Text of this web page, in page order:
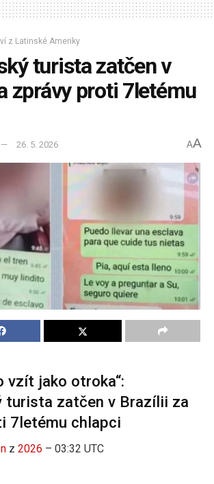
z Latinské Ameriky
turista zatčen v
zprávy proti 7letému
26. 5. 2026 AA
vzít jako otroka“:
turista zatčen v Brazílii za
7letému chlapci
z 2026 – 03:32 UTC